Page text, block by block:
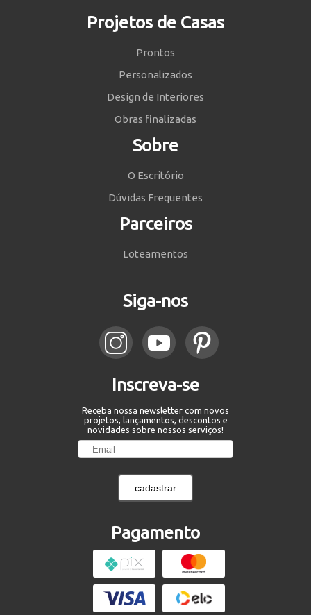
Projetos de Casas
Prontos
Personalizados
Design de Interiores
Obras finalizadas
Sobre
O Escritório
Dúvidas Frequentes
Parceiros
Loteamentos
Siga-nos
Inscreva-se
Receba nossa newsletter com novos
projetos, lançamentos, descontos e
novidades sobre nossos serviços!
cadastrar
Pagamento